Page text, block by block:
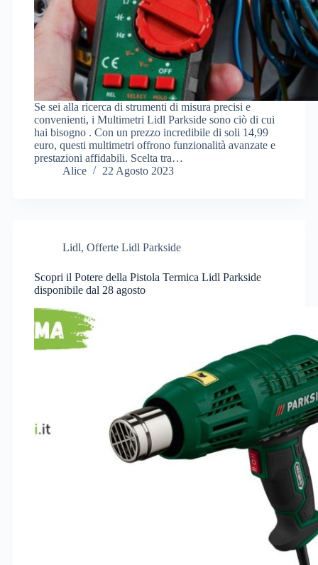
Se sei alla ricerca di strumenti di misura precisi e
convenienti, i Multimetri Lidl Parkside sono ciò di cui
hai bisogno . Con un prezzo incredibile di soli 14,99
euro, questi multimetri offrono funzionalità avanzate e
prestazioni affidabili. Scelta tra…
Alice
22 Agosto 2023
Lidl, Offerte Lidl Parkside
Scopri il Potere della Pistola Termica Lidl Parkside
disponibile dal 28 agosto